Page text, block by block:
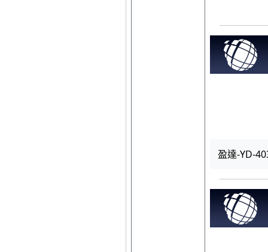
盈達-YD-